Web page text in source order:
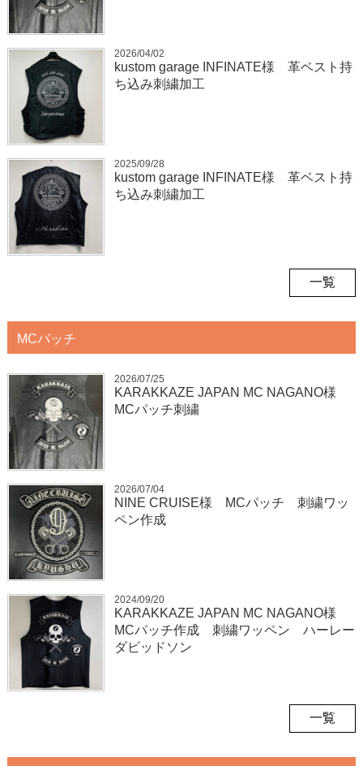
2026/04/02
kustom garage INFINATE様 革ベスト持
ち込み刺繍加工
2025/09/28
kustom garage INFINATE様 革ベスト持
ち込み刺繍加工
一覧
MCパッチ
2026/07/25
KARAKKAZE JAPAN MC NAGANO様
MCパッチ刺繍
2026/07/04
NINE CRUISE様 MCパッチ 刺繍ワッ
ペン作成
2024/09/20
KARAKKAZE JAPAN MC NAGANO様
MCパッチ作成 刺繍ワッペン ハーレー
ダビッドソン
一覧